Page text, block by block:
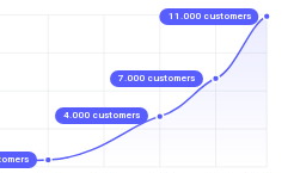
4.000 customers
7.000 customers
11.000 customers